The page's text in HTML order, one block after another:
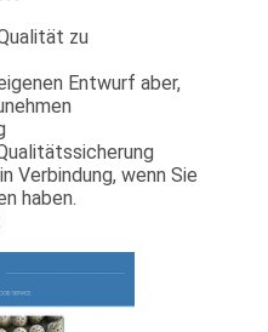
zu
Entwurf aber,
Verbindung, wenn Sie
haben.